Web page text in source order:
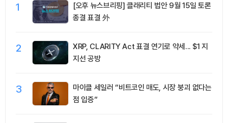
1
[오후 뉴스브리핑] 클래리티 법안 9월 15일 토론
종결 표결 外
2
XRP, CLARITY Act 표결 연기로 약세... $1 지
지선 공방
3
마이클 세일러 “비트코인 매도, 시장 붕괴 없다는
점 입증”